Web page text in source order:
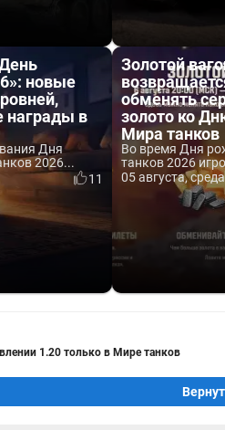
новые
награды в
Дня
2026...
11
Золотой
обменять
золото ко
Мира танков
Во время Дня
танков 2026
05 августа, среда
1.20 только в Мире танков